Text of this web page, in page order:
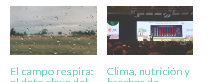
El campo respira:
Clima, nutrición y